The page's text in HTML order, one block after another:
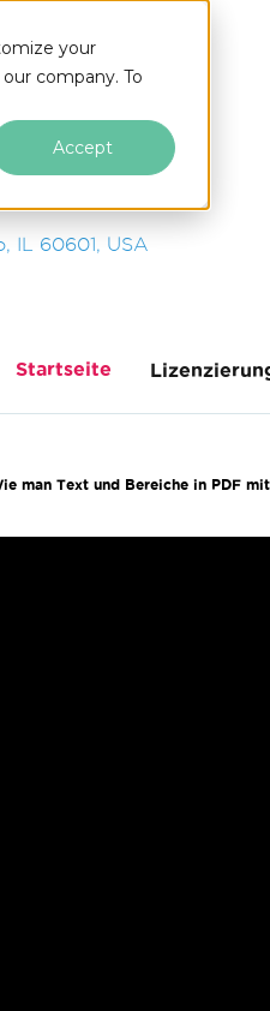
your
company. To
Accept
IL 60601, USA
Startseite
man Text und Bereiche in PDF